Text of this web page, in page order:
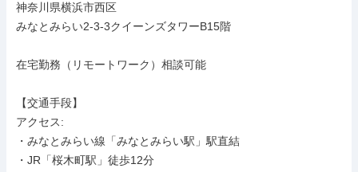
神奈川県横浜市西区
みなとみらい2-3-3クイーンズタワーB15階
在宅勤務（リモートワーク）相談可能
【交通手段】
アクセス:
・みなとみらい線「みなとみらい駅」駅直結
・JR「桜木町駅」徒歩12分